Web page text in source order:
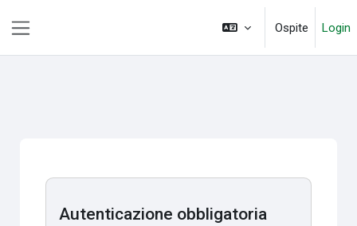
Ospite Login
Autenticazione obbligatoria